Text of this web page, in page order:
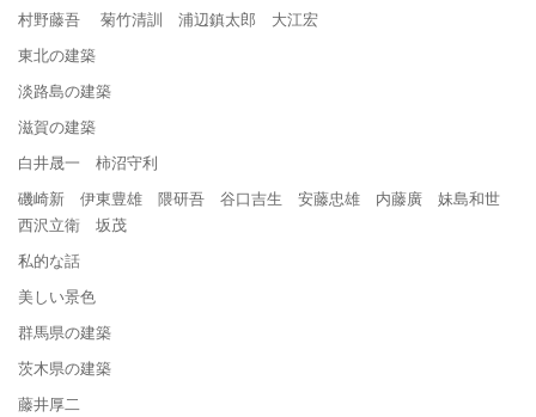
村野藤吾 菊竹清訓 浦辺鎮太郎 大江宏
東北の建築
淡路島の建築
滋賀の建築
白井晟一 柿沼守利
磯崎新 伊東豊雄 隈研吾 谷口吉生 安藤忠雄 内藤廣 妹島和世
西沢立衛 坂茂
私的な話
美しい景色
群馬県の建築
茨木県の建築
藤井厚二